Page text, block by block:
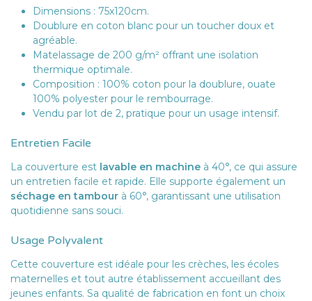
Dimensions : 75x120cm.
Doublure en coton blanc pour un toucher doux et
agréable.
Matelassage de 200 g/m² offrant une isolation
thermique optimale.
Composition : 100% coton pour la doublure, ouate
100% polyester pour le rembourrage.
Vendu par lot de 2, pratique pour un usage intensif.
Entretien Facile
La couverture est lavable en machine à 40°, ce qui assure
un entretien facile et rapide. Elle supporte également un
séchage en tambour à 60°, garantissant une utilisation
quotidienne sans souci.
Usage Polyvalent
Cette couverture est idéale pour les crèches, les écoles
maternelles et tout autre établissement accueillant des
jeunes enfants. Sa qualité de fabrication en font un choix